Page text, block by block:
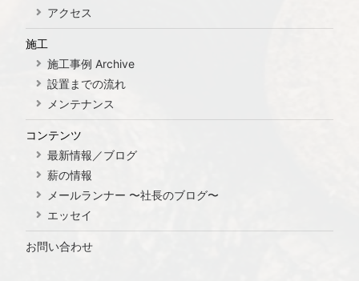
アクセス
施工
施工事例 Archive
設置までの流れ
メンテナンス
コンテンツ
最新情報／ブログ
薪の情報
メールランナー 〜社長のブログ〜
エッセイ
お問い合わせ